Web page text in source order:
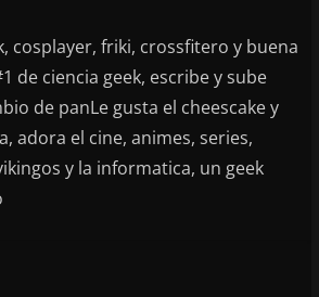
cosplayer, friki, crossfitero y buena
de ciencia geek, escribe y sube
de panLe gusta el cheescake y
adora el cine, animes, series,
y la informatica, un geek